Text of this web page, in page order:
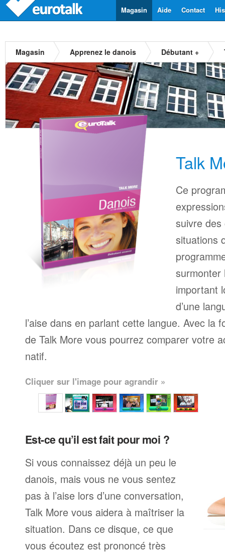
Contact
Aide
Magasin
Magasin Apprenez le danois Débutant +
Talk
Ce
suivre
situations
surmonter
important
d’une
l’aise dans en parlant cette langue. Avec la
de Talk More vous pourrez comparer votre
natif.
Cliquer sur l'image pour agrandir »
Est-ce qu’il est fait pour moi ?
Si vous connaissez déjà un peu le
danois, mais vous ne vous sentez
pas à l’aise lors d’une conversation,
Talk More vous aidera à maîtriser la
situation. Dans ce disque, ce que
vous écoutez est prononcé très